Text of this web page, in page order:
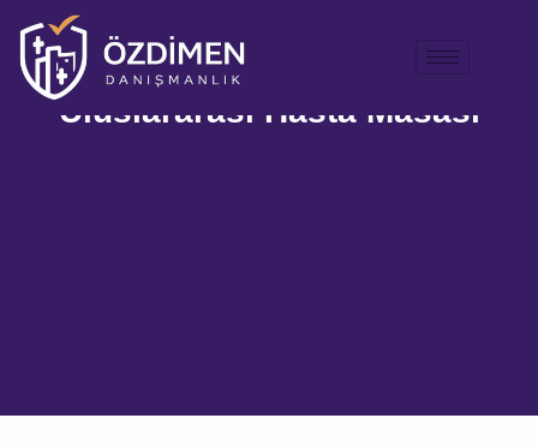
Uluslararası Hasta Masası